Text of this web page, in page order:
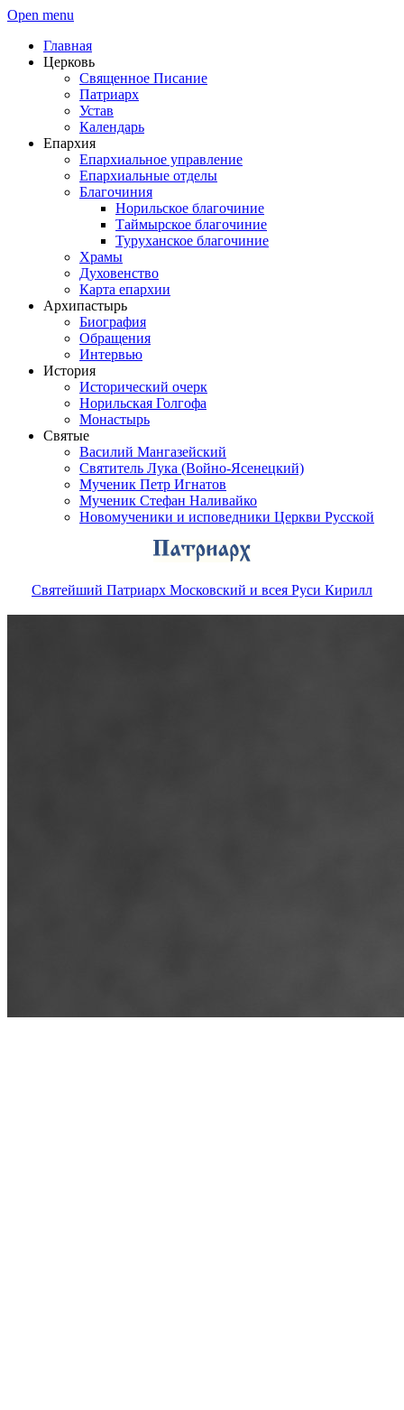
Open menu
Главная
Церковь
Священное Писание
Патриарх
Устав
Календарь
Епархия
Епархиальное управление
Епархиальные отделы
Благочиния
Норильское благочиние
Таймырское благочиние
Туруханское благочиние
Храмы
Духовенство
Карта епархии
Архипастырь
Биография
Обращения
Интервью
История
Исторический очерк
Норильская Голгофа
Монастырь
Святые
Василий Мангазейский
Святитель Лука (Войно-Ясенецкий)
Мученик Петр Игнатов
Мученик Стефан Наливайко
Новомученики и исповедники Церкви Русской
Святейший Патриарх Московский и всея Руси Кирилл